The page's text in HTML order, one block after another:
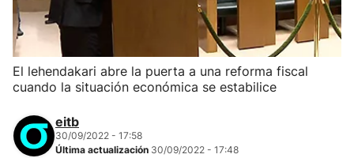
El lehendakari abre la puerta a una reforma fiscal
cuando la situación económica se estabilice
eitb
30/09/2022 - 17:58
Última actualización 30/09/2022 - 17:48